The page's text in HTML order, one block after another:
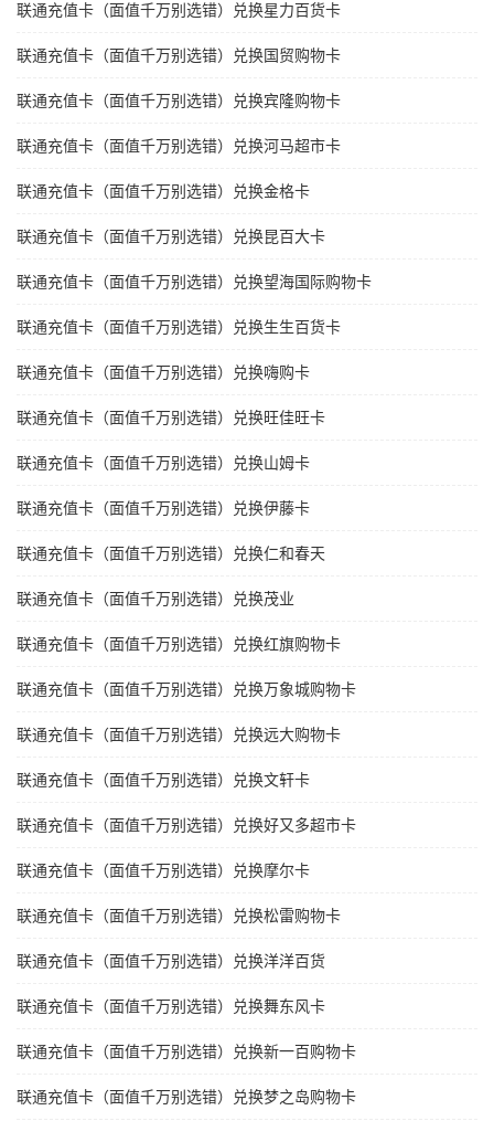
联通充值卡（面值千万别选错）兑换星力百货卡
联通充值卡（面值千万别选错）兑换国贸购物卡
联通充值卡（面值千万别选错）兑换宾隆购物卡
联通充值卡（面值千万别选错）兑换河马超市卡
联通充值卡（面值千万别选错）兑换金格卡
联通充值卡（面值千万别选错）兑换昆百大卡
联通充值卡（面值千万别选错）兑换望海国际购物卡
联通充值卡（面值千万别选错）兑换生生百货卡
联通充值卡（面值千万别选错）兑换嗨购卡
联通充值卡（面值千万别选错）兑换旺佳旺卡
联通充值卡（面值千万别选错）兑换山姆卡
联通充值卡（面值千万别选错）兑换伊藤卡
联通充值卡（面值千万别选错）兑换仁和春天
联通充值卡（面值千万别选错）兑换茂业
联通充值卡（面值千万别选错）兑换红旗购物卡
联通充值卡（面值千万别选错）兑换万象城购物卡
联通充值卡（面值千万别选错）兑换远大购物卡
联通充值卡（面值千万别选错）兑换文轩卡
联通充值卡（面值千万别选错）兑换好又多超市卡
联通充值卡（面值千万别选错）兑换摩尔卡
联通充值卡（面值千万别选错）兑换松雷购物卡
联通充值卡（面值千万别选错）兑换洋洋百货
联通充值卡（面值千万别选错）兑换舞东风卡
联通充值卡（面值千万别选错）兑换新一百购物卡
联通充值卡（面值千万别选错）兑换梦之岛购物卡